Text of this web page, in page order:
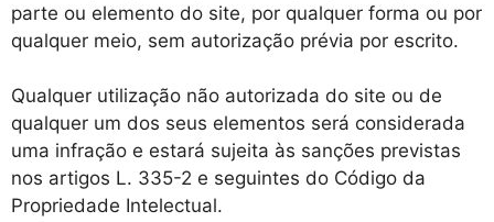
parte ou elemento do site, por qualquer forma ou por
qualquer meio, sem autorização prévia por escrito.
Qualquer utilização não autorizada do site ou de
qualquer um dos seus elementos será considerada
uma infração e estará sujeita às sanções previstas
nos artigos L. 335-2 e seguintes do Código da
Propriedade Intelectual.